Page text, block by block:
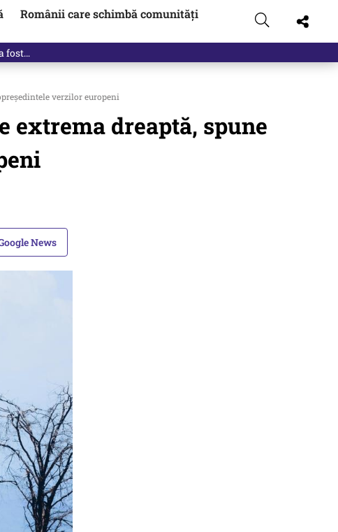
Românii care schimbă comunități
de…
verzilor europeni
extrema dreaptă, spune
News